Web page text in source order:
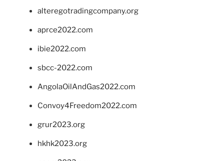
alteregotradingcompany.org
aprce2022.com
ibie2022.com
sbcc-2022.com
AngolaOilAndGas2022.com
Convoy4Freedom2022.com
grur2023.org
hkhk2023.org